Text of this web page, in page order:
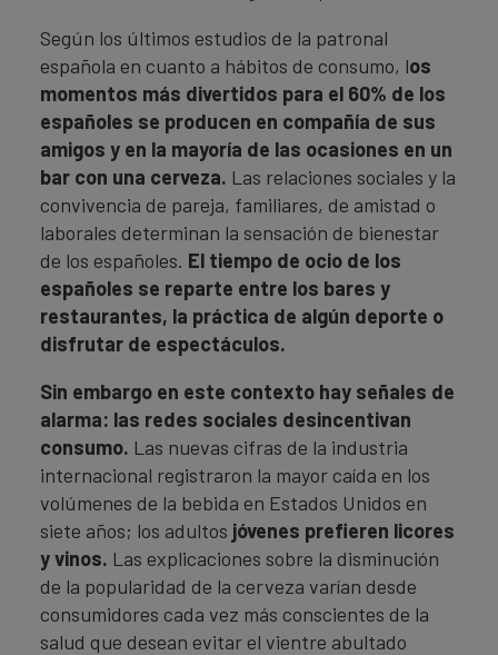
Según los últimos estudios de la patronal
española en cuanto a hábitos de consumo, los
momentos más divertidos para el 60% de los
españoles se producen en compañía de sus
amigos y en la mayoría de las ocasiones en un
bar con una cerveza. Las relaciones sociales y la
convivencia de pareja, familiares, de amistad o
laborales determinan la sensación de bienestar
de los españoles. El tiempo de ocio de los
españoles se reparte entre los bares y
restaurantes, la práctica de algún deporte o
disfrutar de espectáculos.
Sin embargo en este contexto hay señales de
alarma: las redes sociales desincentivan
consumo. Las nuevas cifras de la industria
internacional registraron la mayor caída en los
volúmenes de la bebida en Estados Unidos en
siete años; los adultos jóvenes prefieren licores
y vinos. Las explicaciones sobre la disminución
de la popularidad de la cerveza varían desde
consumidores cada vez más conscientes de la
salud que desean evitar el vientre abultado